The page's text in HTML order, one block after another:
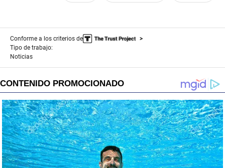
Conforme a los criterios de
Tipo de trabajo:
Noticias